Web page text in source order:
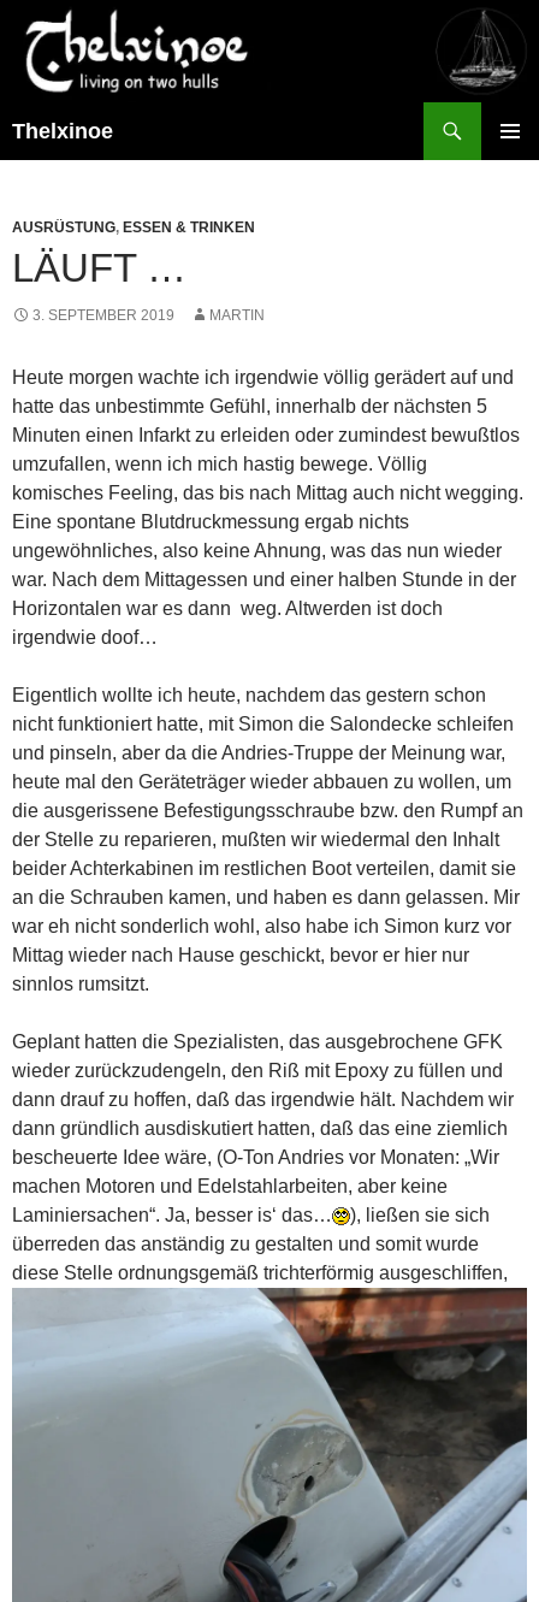
Thelxinoe
AUSRÜSTUNG, ESSEN & TRINKEN
LÄUFT …
3. SEPTEMBER 2019 MARTIN
Heute morgen wachte ich irgendwie völlig gerädert auf und
hatte das unbestimmte Gefühl, innerhalb der nächsten 5
Minuten einen Infarkt zu erleiden oder zumindest bewußtlos
umzufallen, wenn ich mich hastig bewege. Völlig
komisches Feeling, das bis nach Mittag auch nicht wegging.
Eine spontane Blutdruckmessung ergab nichts
ungewöhnliches, also keine Ahnung, was das nun wieder
war. Nach dem Mittagessen und einer halben Stunde in der
Horizontalen war es dann weg. Altwerden ist doch
irgendwie doof…
Eigentlich wollte ich heute, nachdem das gestern schon
nicht funktioniert hatte, mit Simon die Salondecke schleifen
und pinseln, aber da die Andries-Truppe der Meinung war,
heute mal den Geräteträger wieder abbauen zu wollen, um
die ausgerissene Befestigungsschraube bzw. den Rumpf an
der Stelle zu reparieren, mußten wir wiedermal den Inhalt
beider Achterkabinen im restlichen Boot verteilen, damit sie
an die Schrauben kamen, und haben es dann gelassen. Mir
war eh nicht sonderlich wohl, also habe ich Simon kurz vor
Mittag wieder nach Hause geschickt, bevor er hier nur
sinnlos rumsitzt.
Geplant hatten die Spezialisten, das ausgebrochene GFK
wieder zurückzudengeln, den Riß mit Epoxy zu füllen und
dann drauf zu hoffen, daß das irgendwie hält. Nachdem wir
dann gründlich ausdiskutiert hatten, daß das eine ziemlich
bescheuerte Idee wäre, (O-Ton Andries vor Monaten: „Wir
machen Motoren und Edelstahlarbeiten, aber keine
Laminiersachen“. Ja, besser is‘ das…
), ließen sie sich
überreden das anständig zu gestalten und somit wurde
diese Stelle ordnungsgemäß trichterförmig ausgeschliffen,